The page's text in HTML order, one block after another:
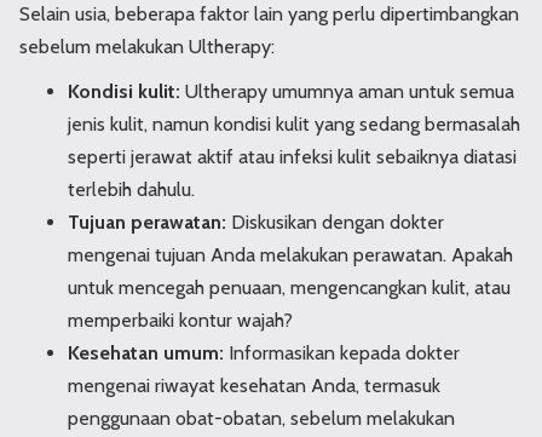
Selain usia, beberapa faktor lain yang perlu dipertimbangkan
sebelum melakukan Ultherapy:
Kondisi kulit: Ultherapy umumnya aman untuk semua
jenis kulit, namun kondisi kulit yang sedang bermasalah
seperti jerawat aktif atau infeksi kulit sebaiknya diatasi
terlebih dahulu.
Tujuan perawatan: Diskusikan dengan dokter
mengenai tujuan Anda melakukan perawatan. Apakah
untuk mencegah penuaan, mengencangkan kulit, atau
memperbaiki kontur wajah?
Kesehatan umum: Informasikan kepada dokter
mengenai riwayat kesehatan Anda, termasuk
penggunaan obat-obatan, sebelum melakukan